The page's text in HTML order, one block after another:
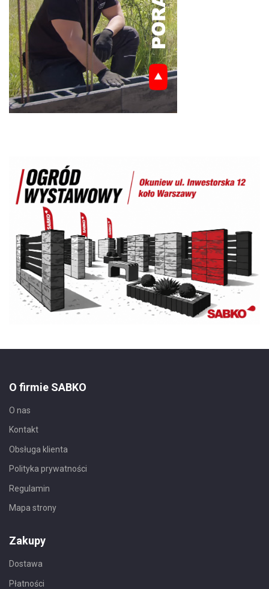
O firmie SABKO
O nas
Kontakt
Obsługa klienta
Polityka prywatności
Regulamin
Mapa strony
Zakupy
Dostawa
Płatności